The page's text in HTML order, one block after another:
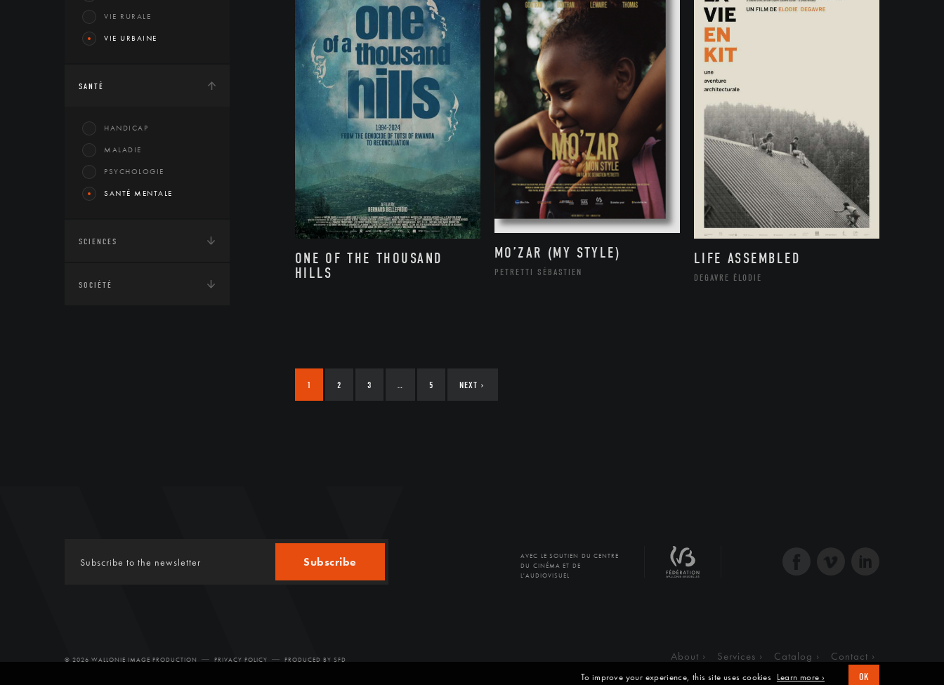
VIE RURALE
VIE URBAINE
SANTÉ
HANDICAP
MALADIE
PSYCHOLOGIE
SANTÉ MENTALE
SCIENCES
SOCIÉTÉ
ONE OF THE THOUSAND
HILLS
MO’ZAR (MY STYLE)
PETRETTI SÉBASTIEN
LIFE ASSEMBLED
DEGAVRE ÉLODIE
1 2 3 … 5 NEXT ›
Subscribe
AVEC LE SOUTIEN DU CENTRE
DU CINÉMA ET DE
L'AUDIOVISUEL
© 2026 WALLONIE IMAGE PRODUCTION PRIVACY POLICY PRODUCED BY SFD About Services Catalog Contact
To improve your experience, this site uses cookies Learn more › OK